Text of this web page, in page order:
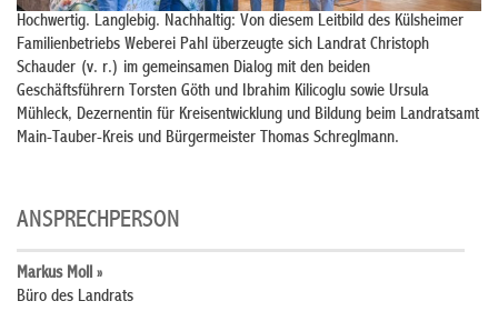
Hochwertig. Langlebig. Nachhaltig: Von diesem Leitbild des Külsheimer
Familienbetriebs Weberei Pahl überzeugte sich Landrat Christoph
Schauder (v. r.) im gemeinsamen Dialog mit den beiden
Geschäftsführern Torsten Göth und Ibrahim Kilicoglu sowie Ursula
Mühleck, Dezernentin für Kreisentwicklung und Bildung beim Landratsamt
Main-Tauber-Kreis und Bürgermeister Thomas Schreglmann.
ANSPRECHPERSON
Markus Moll »
Büro des Landrats